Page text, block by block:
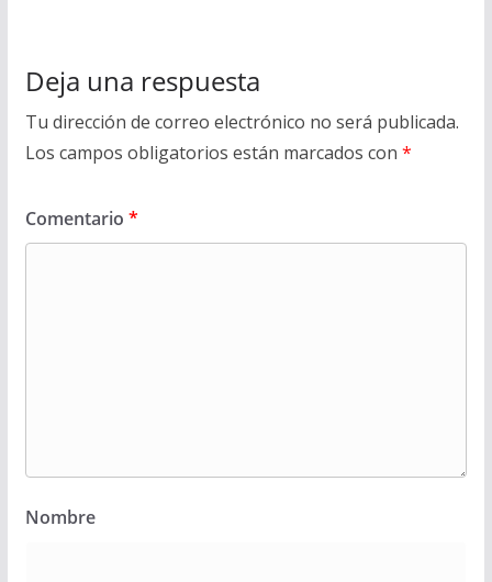
Deja una respuesta
Tu dirección de correo electrónico no será publicada.
Los campos obligatorios están marcados con *
Comentario *
Nombre